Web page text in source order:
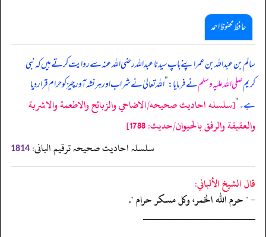
حافظ محفوظ احمد
سالم بن عبداللہ بن عمر اپنے باپ سیدنا عبداللہ رضی اللہ عنہ سے روایت کرتے ہیں کہ نبی
کریمصلی اللہ علیہ وسلمنے فرمایا:”اللہ تعالیٰ نے شراب اور ہر نشہ آور چیز کو حرام قرار دیا
ہے۔“[سلسله احاديث صحيحه/الاضاحي والزبائح والاطعمة والاشربة
والعقيقة والرفق بالحيوان/حدیث: 1788]
سلسلہ احادیث صحیحہ ترقیم البانی: 1814
قال الشيخ الألباني:
- " حرم الله الخمر، وكل مسكر حرام ".
‏‏‏‏_____________________